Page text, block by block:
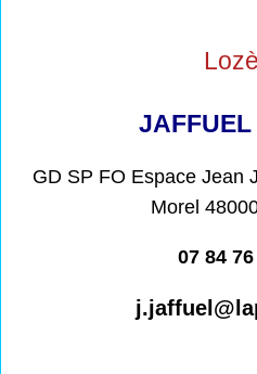
GD SP FO Espace Jean
Morel
07 84